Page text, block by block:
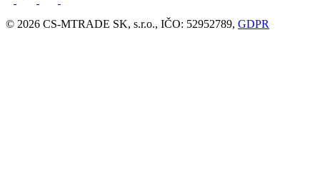
© 2026 CS-MTRADE SK, s.r.o., IČO: 52952789, GDPR